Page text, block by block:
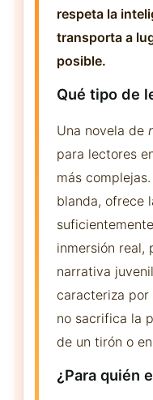
respeta la
transporta a
posible.
Qué tipo de
Una novela de
para lectores
más
blanda, ofrece
inmersión real,
narrativa
caracteriza por
no sacrifica la
de un tirón o
¿Para quién